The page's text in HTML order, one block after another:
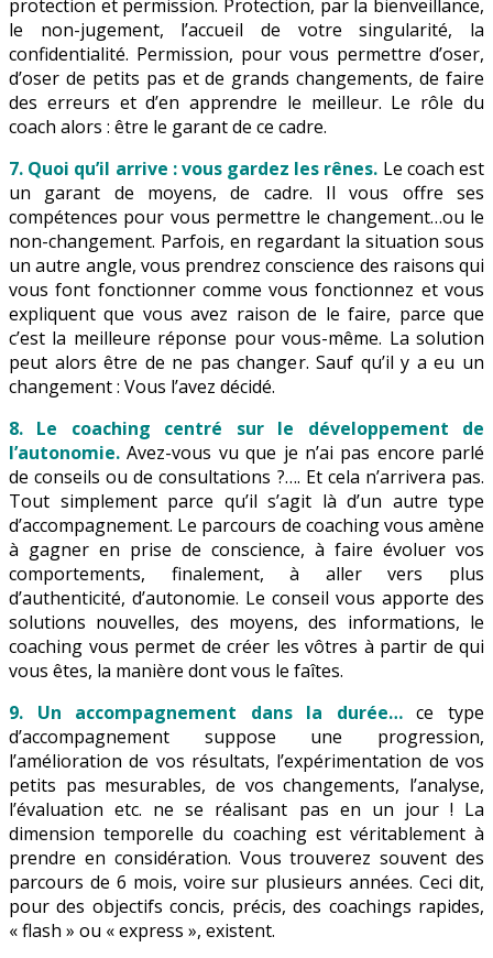
protection et permission. Protection, par la bienveillance,
le non-jugement, l’accueil de votre singularité, la
confidentialité. Permission, pour vous permettre d’oser,
d’oser de petits pas et de grands changements, de faire
des erreurs et d’en apprendre le meilleur. Le rôle du
coach alors : être le garant de ce cadre.
7. Quoi qu’il arrive : vous gardez les rênes. Le coach est
un garant de moyens, de cadre. Il vous offre ses
compétences pour vous permettre le changement…ou le
non-changement. Parfois, en regardant la situation sous
un autre angle, vous prendrez conscience des raisons qui
vous font fonctionner comme vous fonctionnez et vous
expliquent que vous avez raison de le faire, parce que
c’est la meilleure réponse pour vous-même. La solution
peut alors être de ne pas changer. Sauf qu’il y a eu un
changement : Vous l’avez décidé.
8. Le coaching centré sur le développement de
l’autonomie. Avez-vous vu que je n’ai pas encore parlé
de conseils ou de consultations ?…. Et cela n’arrivera pas.
Tout simplement parce qu’il s’agit là d’un autre type
d’accompagnement. Le parcours de coaching vous amène
à gagner en prise de conscience, à faire évoluer vos
comportements, finalement, à aller vers plus
d’authenticité, d’autonomie. Le conseil vous apporte des
solutions nouvelles, des moyens, des informations, le
coaching vous permet de créer les vôtres à partir de qui
vous êtes, la manière dont vous le faîtes.
9. Un accompagnement dans la durée… ce type
d’accompagnement suppose une progression,
l’amélioration de vos résultats, l’expérimentation de vos
petits pas mesurables, de vos changements, l’analyse,
l’évaluation etc. ne se réalisant pas en un jour ! La
dimension temporelle du coaching est véritablement à
prendre en considération. Vous trouverez souvent des
parcours de 6 mois, voire sur plusieurs années. Ceci dit,
pour des objectifs concis, précis, des coachings rapides,
« flash » ou « express », existent.